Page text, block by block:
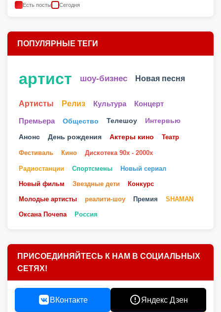
Есть посты Сегодня
ПОПУЛЯРНЫЕ ТЕГИ
артист шоу-бизнес Новая песня
Артисты Релиз Культура Концерт
Премьера Общество Телешоу Интервью
Анонс День рождения Актеры кино Театр
Фестиваль Кино Дискотека 90х - 2000х
Радиостанции Спортсмены Новый сериал
Новый фильм Звездные дети Конкурс
Молодые артисты реалити-шоу Премия SHAMAN
Оксана Почепа Россия
ПРИСОЕДИНЯЙТЕСЬ К НАМ В СОЦИАЛЬНЫХ
СЕТЯХ!
ВКонтакте Яндекс Дзен